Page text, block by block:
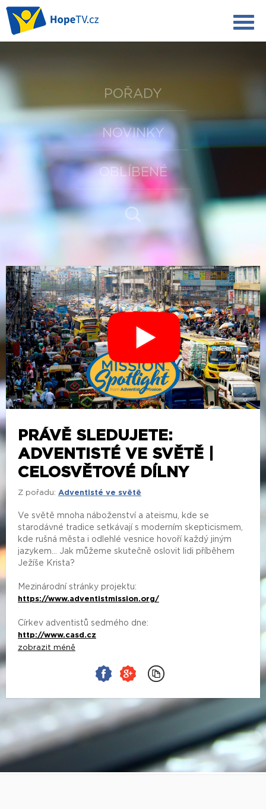
POŘADY
NOVINKY
OBLÍBENÉ
PRÁVĚ SLEDUJETE:
ADVENTISTÉ VE SVĚTĚ |
CELOSVĚTOVÉ DÍLNY
Z pořadu: Adventisté ve světě
Ve světě mnoha náboženství a ateismu, kde se
starodávné tradice setkávají s moderním skepticismem,
kde rušná města i odlehlé vesnice hovoří každý jiným
jazykem... Jak můžeme skutečně oslovit lidi příběhem
Ježíše Krista?
Mezinárodní stránky projektu:
https://www.adventistmission.org/
Církev adventistů sedmého dne:
http://www.casd.cz
zobrazit méně